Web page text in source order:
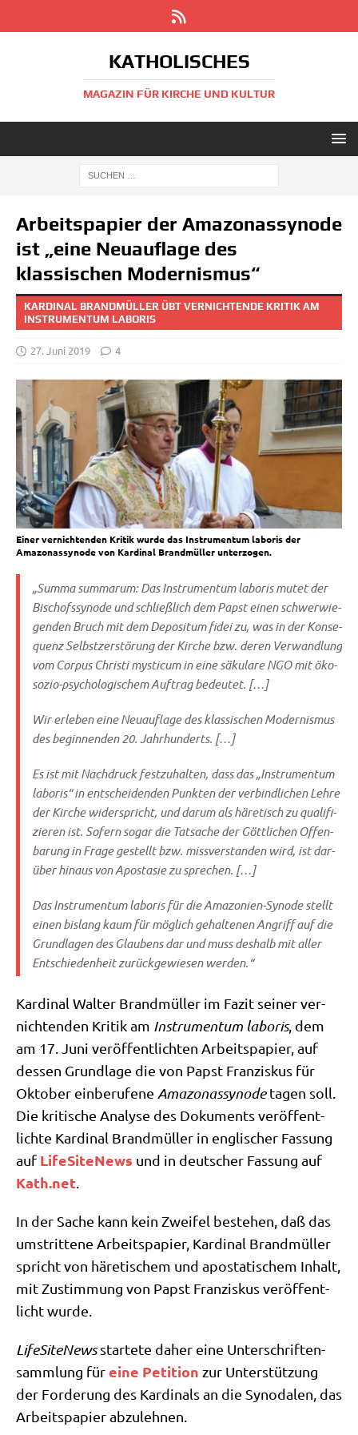
KATHOLISCHES
MAGAZIN FÜR KIRCHE UND KULTUR
Arbeitspapier der Amazonassynode
ist „eine Neuauflage des
klassischen Modernismus“
KARDINAL BRANDMÜLLER ÜBT VERNICHTENDE KRITIK AM
INSTRUMENTUM LABORIS
27. Juni 2019 4
Einer vernichtenden Kritik wurde das Instrumentum laboris der
Amazonassynode von Kardinal Brandmüller unterzogen.
„Sum­ma sum­ma­rum: DasInstru­men­tum labo­rismutet der
Bischofs­syn­ode und schließ­lich dem Papst einen schwer­wie­
gen­den Bruch mit demDepo­si­tum fideizu, was in der Kon­se­
quenz Selbst­zer­stö­rung der Kir­che bzw. deren Ver­wand­lung
vom Cor­pus Chri­sti mysti­cumin eine säku­la­re NGO mit öko-
sozio-psy­cho­lo­gi­schem Auf­trag bedeutet. […]
Wir erle­ben eine Neu­auf­la­ge des klas­si­schen Moder­nis­mus
des begin­nen­den 20. Jahrhunderts. […]
Es ist mit Nach­druck fest­zu­hal­ten, dass das „Instru­men­tum
labo­ris“ in ent­schei­den­den Punk­ten der ver­bind­li­chen Leh­re
der Kir­che wider­spricht, und dar­um als häre­tisch zu qua­li­fi­
zie­ren ist. Sofern sogar die Tat­sa­che der Gött­li­chen Offen­
ba­rung in Fra­ge gestellt bzw. miss­ver­stan­den wird, ist dar­
über hin­aus von Apo­sta­sie zu sprechen. […]
DasInstru­men­tum labo­risfür die Ama­zo­ni­en-Syn­ode stellt
einen bis­lang kaum für mög­lich gehal­te­nen Angriff auf die
Grund­la­gen des Glau­bens dar und muss des­halb mit aller
Ent­schie­den­heit zurück­ge­wie­sen werden.“
Kar­di­nal Wal­ter Brand­mül­ler im Fazit sei­ner ver­
nich­ten­den Kri­tik am Instru­men­tum labo­ris, dem
am 17. Juni ver­öf­fent­lich­ten Arbeits­pa­pier, auf
des­sen Grund­la­ge die von Papst Fran­zis­kus für
Okto­ber ein­be­ru­fe­ne Ama­zo­nas­syn­odetagen soll.
Die kri­ti­sche Ana­ly­se des Doku­ments ver­öf­fent­
lich­te Kar­di­nal Brand­mül­ler in eng­li­scher Fas­sung
auf Life­Si­teNews und in deut­scher Fas­sung auf
Kath​.net.
In der Sache kann kein Zwei­fel bestehen, daß das
umstrit­te­ne Arbeits­pa­pier, Kar­di­nal Brand­mül­ler
spricht von häre­ti­schem und apo­sta­ti­schem Inhalt,
mit Zustim­mung von Papst Fran­zis­kus ver­öf­fent­
licht wurde.
Life­Si­teNewsstar­te­te daher eine Unter­schrif­ten­
samm­lung füreine Peti­ti­on zur Unter­stüt­zung
der For­de­rung des Kar­di­nals an die Syn­oda­len, das
Arbeits­pa­pier abzulehnen.